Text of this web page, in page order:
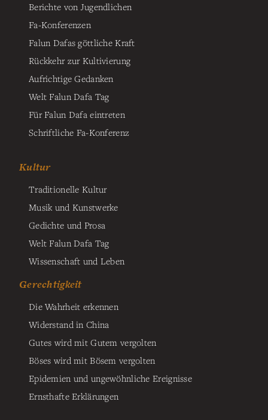
Berichte von Jugendlichen
Fa-Konferenzen
Falun Dafas göttliche Kraft
Rückkehr zur Kultivierung
Aufrichtige Gedanken
Welt Falun Dafa Tag
Für Falun Dafa eintreten
Schriftliche Fa-Konferenz
Kultur
Traditionelle Kultur
Musik und Kunstwerke
Gedichte und Prosa
Welt Falun Dafa Tag
Wissenschaft und Leben
Gerechtigkeit
Die Wahrheit erkennen
Widerstand in China
Gutes wird mit Gutem vergolten
Böses wird mit Bösem vergolten
Epidemien und ungewöhnliche Ereignisse
Ernsthafte Erklärungen